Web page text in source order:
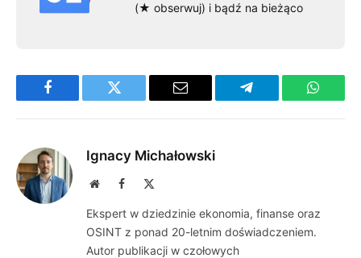
(★ obserwuj) i bądź na bieżąco
Facebook Twitter Email Telegram
Ignacy Michałowski
WebsiteFacebook
Ekspert w dziedzinie ekonomia, finanse oraz
OSINT z ponad 20-letnim doświadczeniem.
Autor publikacji w czołowych